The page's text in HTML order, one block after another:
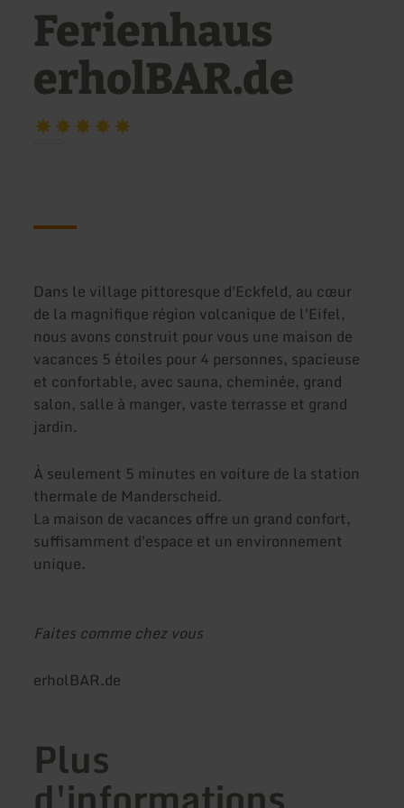
Ferienhaus
erholBAR.de
Dans le village pittoresque d'Eckfeld, au cœur
de la magnifique région volcanique de l'Eifel,
nous avons construit pour vous une maison de
vacances 5 étoiles pour 4 personnes, spacieuse
et confortable, avec sauna, cheminée, grand
salon, salle à manger, vaste terrasse et grand
jardin.
À seulement 5 minutes en voiture de la station
thermale de Manderscheid.
La maison de vacances offre un grand confort,
suffisamment d'espace et un environnement
unique.
Faites comme chez vous
erholBAR.de
Plus